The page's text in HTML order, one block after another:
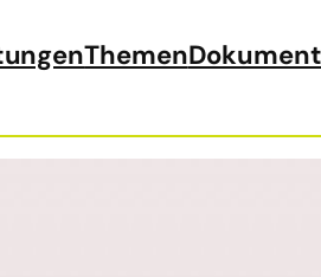
Themen